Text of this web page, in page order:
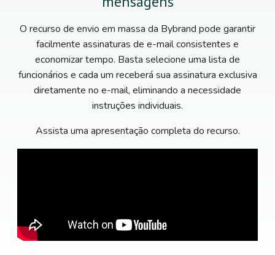
O recurso de envio em massa da Bybrand pode garantir
facilmente assinaturas de e-mail consistentes e
economizar tempo. Basta selecione uma lista de
funcionários e cada um receberá sua assinatura exclusiva
diretamente no e-mail, eliminando a necessidade
instruções individuais.
Assista uma apresentação completa do recurso.